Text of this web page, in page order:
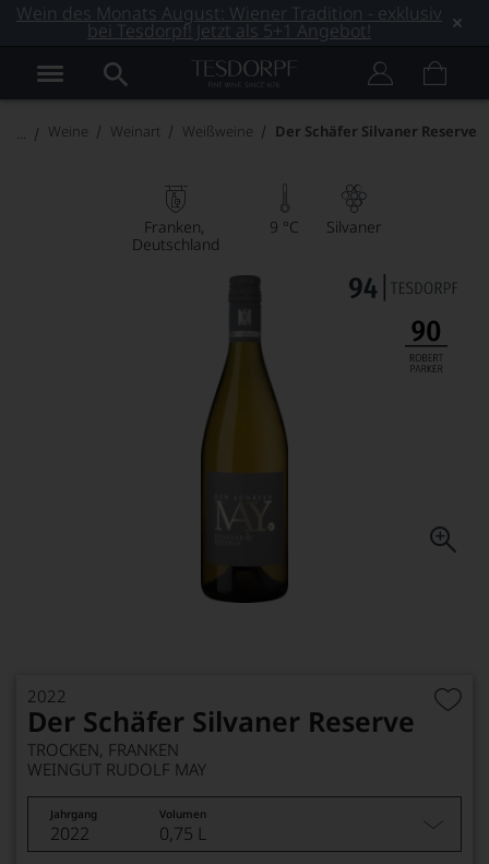
Wein des Monats August: Wiener Tradition - exklusiv
bei Tesdorpf! Jetzt als 5+1 Angebot!
Weine Weinart Weißweine Der Schäfer Silvaner Reserve
Franken
Deutschland
9 °C Silvaner
2022
Der Schäfer Silvaner Reserve
TROCKEN, FRANKEN
WEINGUT RUDOLF MAY
Jahrgang Volumen
2022 0,75 L